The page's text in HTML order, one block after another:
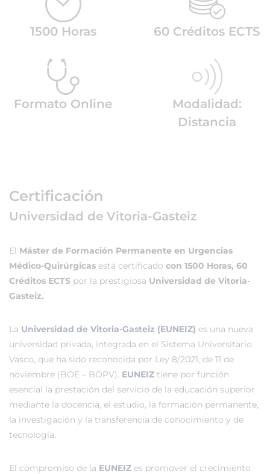
1500 Horas 60 Créditos ECTS
Formato Online
Modalidad:
Distancia
Certificación
Universidad de Vitoria-Gasteiz
El Máster de Formación Permanente en Urgencias
Médico-Quirúrgicas está certificado con 1500 Horas, 60
Créditos ECTS por la prestigiosa Universidad de Vitoria-
Gasteiz.
La Universidad de Vitoria-Gasteiz (EUNEIZ) es una nueva
universidad privada, integrada en el Sistema Universitario
Vasco, que ha sido reconocida por Ley 8/2021, de 11 de
noviembre (BOE – BOPV). EUNEIZ tiene por función
esencial la prestación del servicio de la educación superior
mediante la docencia, el estudio, la formación permanente,
la investigación y la transferencia de conocimiento y de
tecnología.
El compromiso de la EUNEIZ es promover el crecimiento